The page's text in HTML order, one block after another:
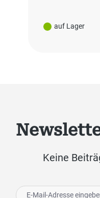
auf Lager
Keine